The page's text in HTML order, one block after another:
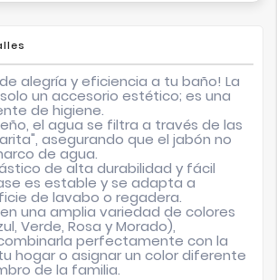
alegría y eficiencia a tu baño! La
un accesorio estético; es una
de higiene.
el agua se filtra a través de las
asegurando que el jabón no
de agua.
de alta durabilidad y fácil
es estable y se adapta a
de lavabo o regadera.
una amplia variedad de colores
Verde, Rosa y Morado),
perfectamente con la
hogar o asignar un color diferente
de la familia.